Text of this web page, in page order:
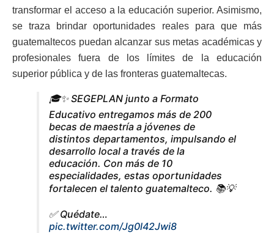
transformar el acceso a la educación superior. Asimismo,
se traza brindar oportunidades reales para que más
guatemaltecos puedan alcanzar sus metas académicas y
profesionales fuera de los límites de la educación
superior pública y de las fronteras guatemaltecas.
🎓✨ SEGEPLAN junto a Formato
Educativo entregamos más de 200
becas de maestría a jóvenes de
distintos departamentos, impulsando el
desarrollo local a través de la
educación. Con más de 10
especialidades, estas oportunidades
fortalecen el talento guatemalteco. 📚💡
✅ Quédate…
pic.twitter.com/Jg0l42Jwi8